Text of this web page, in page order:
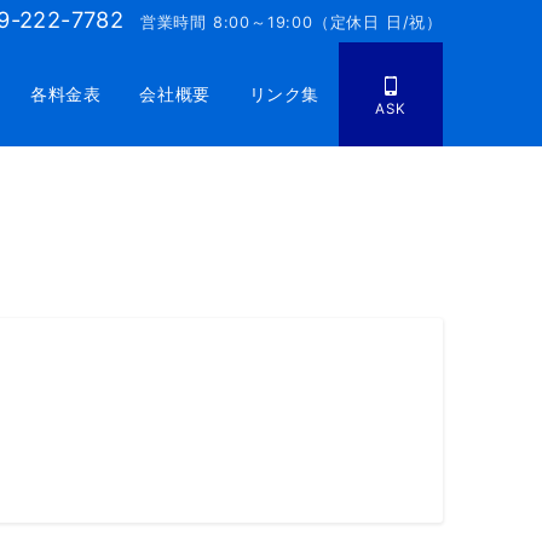
222-7782 営業時間 8:00～19:00（定休日 日/祝）
各料金表 会社概要 リンク集
ASK